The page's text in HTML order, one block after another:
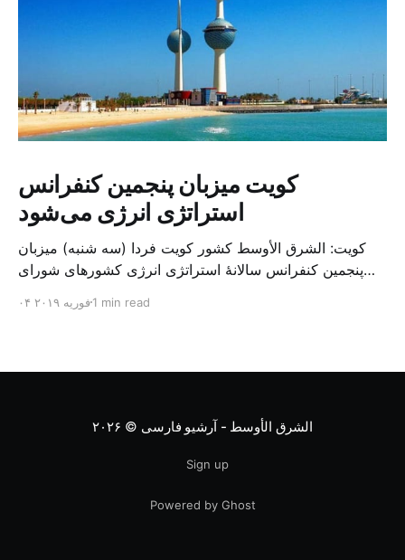
کویت میزبان پنجمین کنفرانس
استراتژی انرژی می‌شود
کویت: الشرق الأوسط کشور کویت فردا (سه شنبه) میزبان
پنجمین کنفرانس سالانهٔ استراتژی انرژی کشورهای شورای
متخصص از شرکت‌های جهانی نفت و گاز در این کنفرانس
۰۴ فوریه ۲۰۱۹1 min read
الشرق الأوسط - آرشیو فارسی © ۲۰۲۶
Sign up
Powered by Ghost